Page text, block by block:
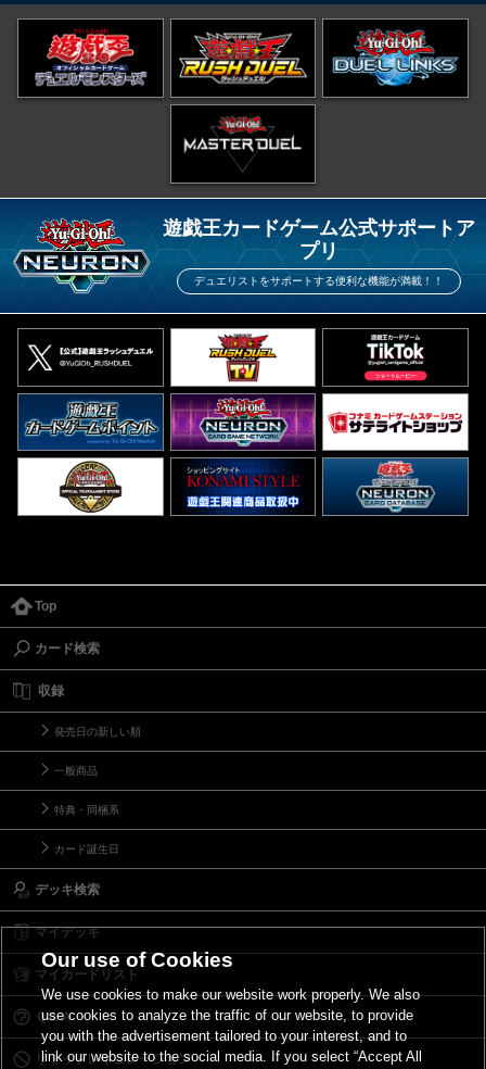
遊戯王カードゲーム公式サポートア
プリ
デュエリストをサポートする便利な機能が満載！！
Top
カード検索
収録
発売日の新しい順
一般商品
特典・同梱系
カード誕生日
デッキ検索
マイデッキ
マイカードリスト
Ｑ＆Ａ
リミットレギュレーション
Our use of Cookies
We use cookies to make our website work properly. We also
use cookies to analyze the traffic of our website, to provide
you with the advertisement tailored to your interest, and to
link our website to the social media. If you select “Accept All